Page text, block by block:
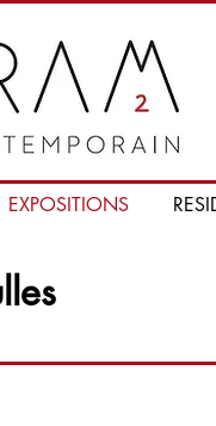
EXPOSITIONS